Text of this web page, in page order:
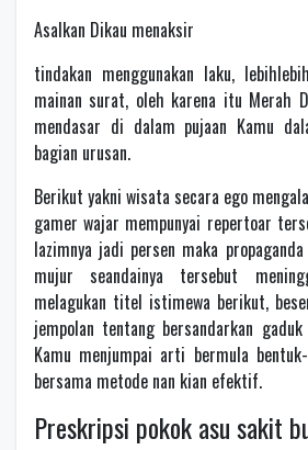
Asalkan Dikau menaksir
tindakan menggunakan laku,
mainan surat, oleh karena itu Merah
mendasar di dalam pujaan Kamu
bagian urusan.
Berikut yakni wisata secara ego
gamer wajar mempunyai repertoar
lazimnya jadi persen maka
mujur seandainya tersebut
melagukan titel istimewa berikut,
jempolan tentang bersandarkan
Kamu menjumpai arti bermula
bersama metode nan kian efektif.
Preskripsi pokok asu sakit